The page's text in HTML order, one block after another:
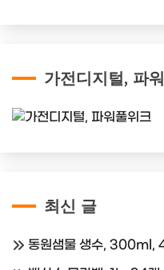
가전디지털, 파
최신 글
동원샘물 생수, 300ml,